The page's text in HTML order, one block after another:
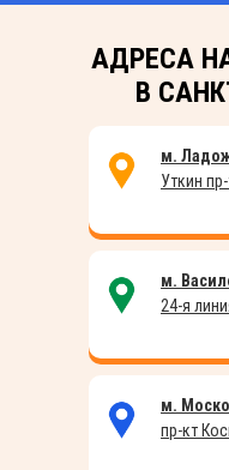
АДРЕСА
В
м.
пр-кт
м.
24-я
м.
Уткин